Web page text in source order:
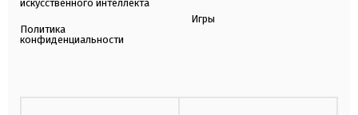
искусственного интеллекта
Политика
конфиденциальности
Игры